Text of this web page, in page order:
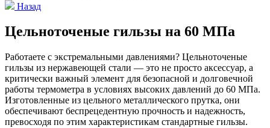
Назад
Цельноточеные гильзы на 60 МПа
Работаете с экстремальными давлениями? Цельноточеные
гильзы из нержавеющей стали — это не просто аксессуар, а
критически важный элемент для безопасной и долговечной
работы термометра в условиях высоких давлений до 60 МПа.
Изготовленные из цельного металлического прутка, они
обеспечивают беспрецедентную прочность и надежность,
превосходя по этим характеристикам стандартные гильзы.